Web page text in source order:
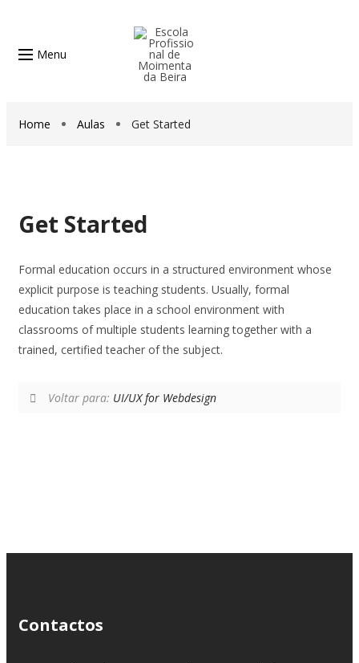
Menu
Home Aulas Get Started
Get Started
Formal education occurs in a structured environment whose
explicit purpose is teaching students. Usually, formal
education takes place in a school environment with
classrooms of multiple students learning together with a
trained, certified teacher of the subject.
Voltar para: UI/UX for Webdesign
Contactos